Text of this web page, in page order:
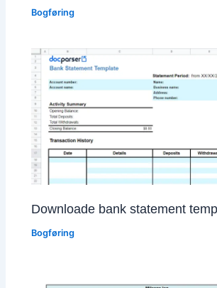
Bogføring
Downloade bank statement
Bogføring